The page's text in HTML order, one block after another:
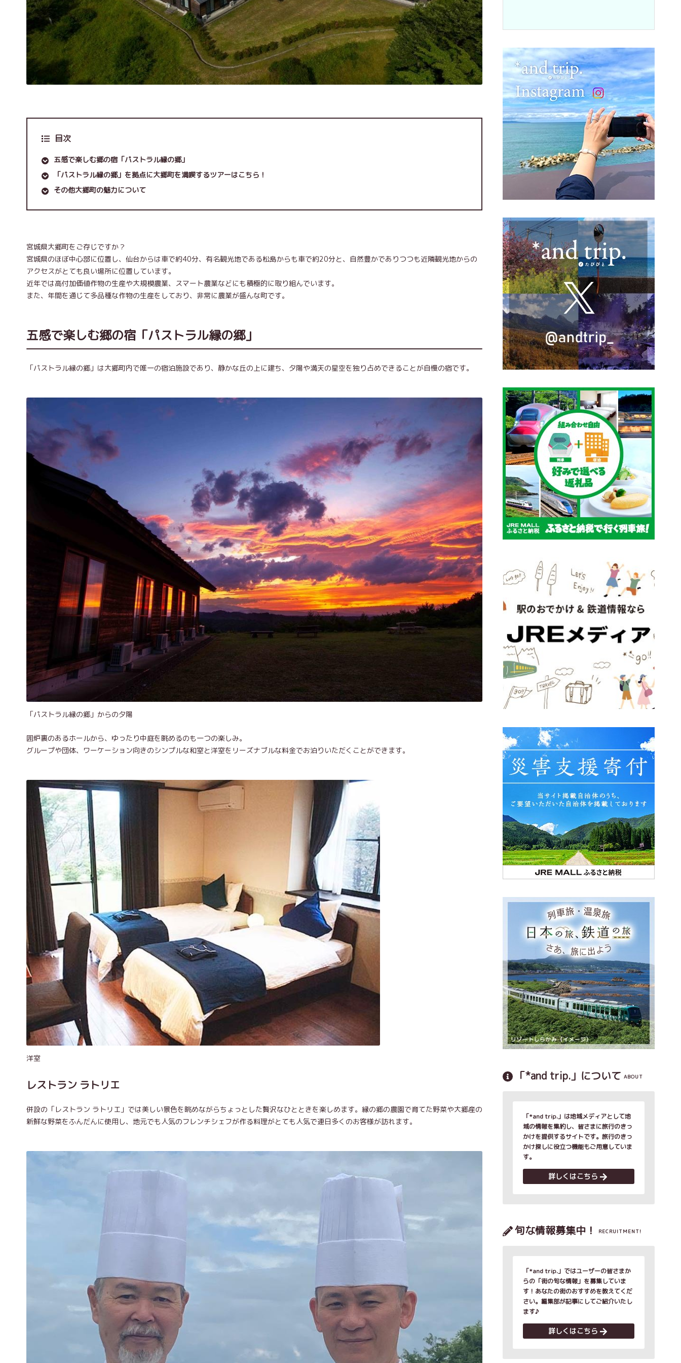
目次
五感で楽しむ郷の宿「パストラル縁の郷」
「パストラル縁の郷」を拠点に大郷町を満喫するツアーはこちら！
その他大郷町の魅力について
宮城県大郷町をご存じですか？
宮城県のほぼ中心部に位置し、仙台からは車で約40分、有名観光地である松島からも車で約20分と、自然豊かでありつつも近隣観光地からの
アクセスがとても良い場所に位置しています。
近年では高付加価値作物の生産や大規模農業、スマート農業などにも積極的に取り組んでいます。
また、年間を通じて多品種な作物の生産をしており、非常に農業が盛んな町です。
五感で楽しむ郷の宿「パストラル縁の郷」
「パストラル縁の郷」は大郷町内で唯一の宿泊施設であり、静かな丘の上に建ち、夕陽や満天の星空を独り占めできることが自慢の宿です。
「パストラル縁の郷」からの夕陽
囲炉裏のあるホールから、ゆったり中庭を眺めるのも一つの楽しみ。
グループや団体、ワーケーション向きのシンプルな和室と洋室をリーズナブルな料金でお泊りいただくことができます。
洋室
レストラン ラトリエ
併設の「レストラン ラトリエ」では美しい景色を眺めながらちょっとした贅沢なひとときを楽しめます。縁の郷の農園で育てた野菜や大郷産の
新鮮な野菜をふんだんに使用し、地元でも人気のフレンチシェフが作る料理がとても人気で連日多くのお客様が訪れます。
「*and trip.」について ABOUT
「*and trip.」は地域メディアとして地
域の情報を集約し、皆さまに旅行のきっ
かけを提供するサイトです。旅行のきっ
かけ探しに役立つ機能もご用意していま
す。
詳しくはこちら
旬な情報募集中！ RECRUITMENT!
「*and trip.」ではユーザーの皆さまか
らの「街の旬な情報」を募集していま
す！あなたの街のおすすめを教えてくだ
さい。編集部が記事にしてご紹介いたし
ます♪
詳しくはこちら